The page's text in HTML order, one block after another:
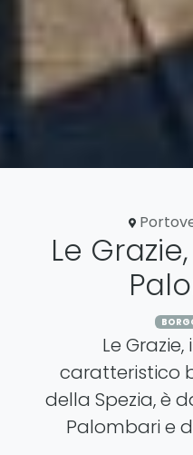
Le
Le
caratteristico
della Spezia, è
Palombari e